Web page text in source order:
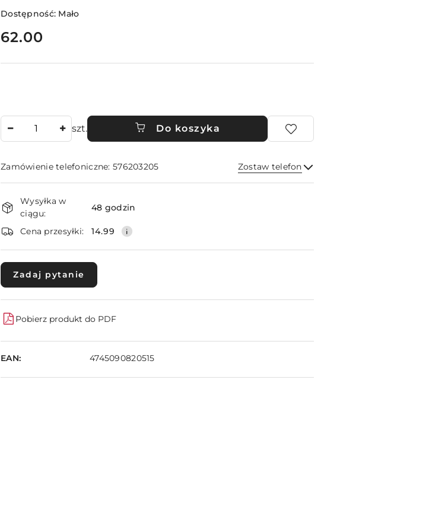
Dostępność: Mało
cena:
62.00
szt. Do koszyka
Zamówienie telefoniczne: 576203205 Zostaw telefon
Wyślij
Dostępność
i
dostawa
Wysyłka w
ciągu:
48 godzin
Cena przesyłki: 14.99
Zadaj pytanie
Pobierz produkt do PDF
EAN: 4745090820515